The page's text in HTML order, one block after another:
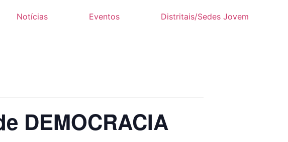
Notícias Eventos Distritais/Sedes Jovem
DEMOCRACIA